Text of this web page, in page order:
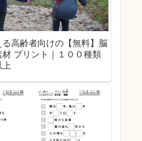
高齢者向けの【無料】脳
材 プリント｜１００種類
上